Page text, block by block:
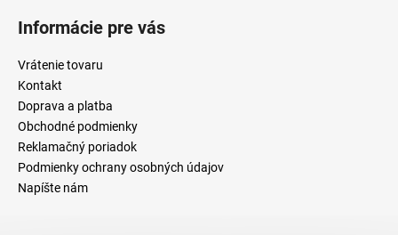
Informácie pre vás
Vrátenie tovaru
Kontakt
Doprava a platba
Obchodné podmienky
Reklamačný poriadok
Podmienky ochrany osobných údajov
Napíšte nám